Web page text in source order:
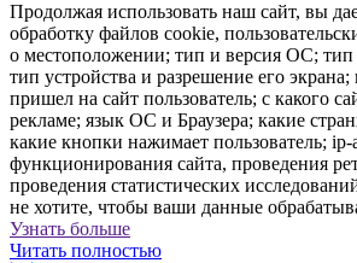
Продолжая использовать наш сайт, вы
обработку файлов cookie,
о местоположении; тип и версия ОС; тип
тип устройства и разрешение его экрана;
пришел на сайт пользователь; с какого
рекламе; язык ОС и Браузера; какие
какие кнопки нажимает пользователь; ip-
функционирования сайта, проведения
проведения статистических
не хотите, чтобы ваши данные
Узнать больше
Читать полностью